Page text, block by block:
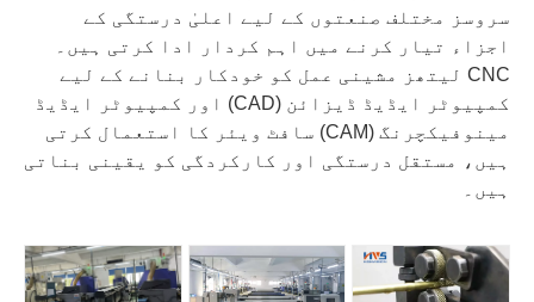
سروسز مختلف صنعتوں کے لیے اعلیٰ درستگی کے
اجزاء تیار کرنے میں اہم کردار ادا کرتی ہیں۔
CNC لیتھز مشینی عمل کو خودکار بنانے کے لیے
کمپیوٹر ایڈیڈ ڈیزائن (CAD) اور کمپیوٹر ایڈیڈ
مینوفیکچرنگ (CAM) سافٹ ویئر کا استعمال کرتی
ہیں، مستقل درستگی اور کارکردگی کو یقینی بناتی
ہیں۔